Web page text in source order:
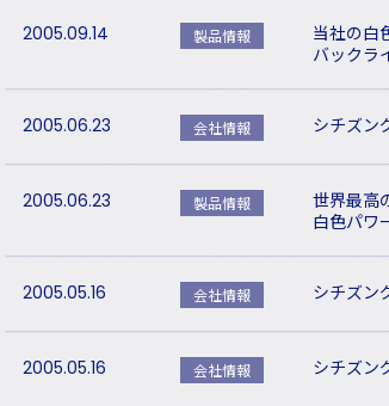
2005.09.14 製品情報
当社の白
バックラ
2005.06.23 会社情報 シチズン
2005.06.23 製品情報
世界最高
白色パワ
2005.05.16 会社情報 シチズン
2005.05.16 会社情報 シチズン